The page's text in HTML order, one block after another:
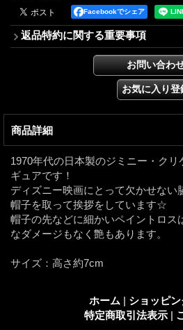
Facebookでシェア
返品特約に関する重要事項
商品詳細
1970年代の日本製のジミニー・クリ
ギュアです！
ディズニー映画にとって欠かせない
帽子を取って挨拶をしています☆
帽子の先などに細かいペイントロス
なダメージもなく艶もあります。
サイズ：高さ約7cm
ホーム | ショッピン
特定商取引法表示 |